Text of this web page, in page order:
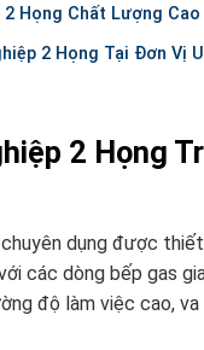
2 Họng Chất Lượng Cao
2 Họng Tại Đơn Vị
2 Họng
dụng được
các dòng bếp gas
độ làm việc cao, va